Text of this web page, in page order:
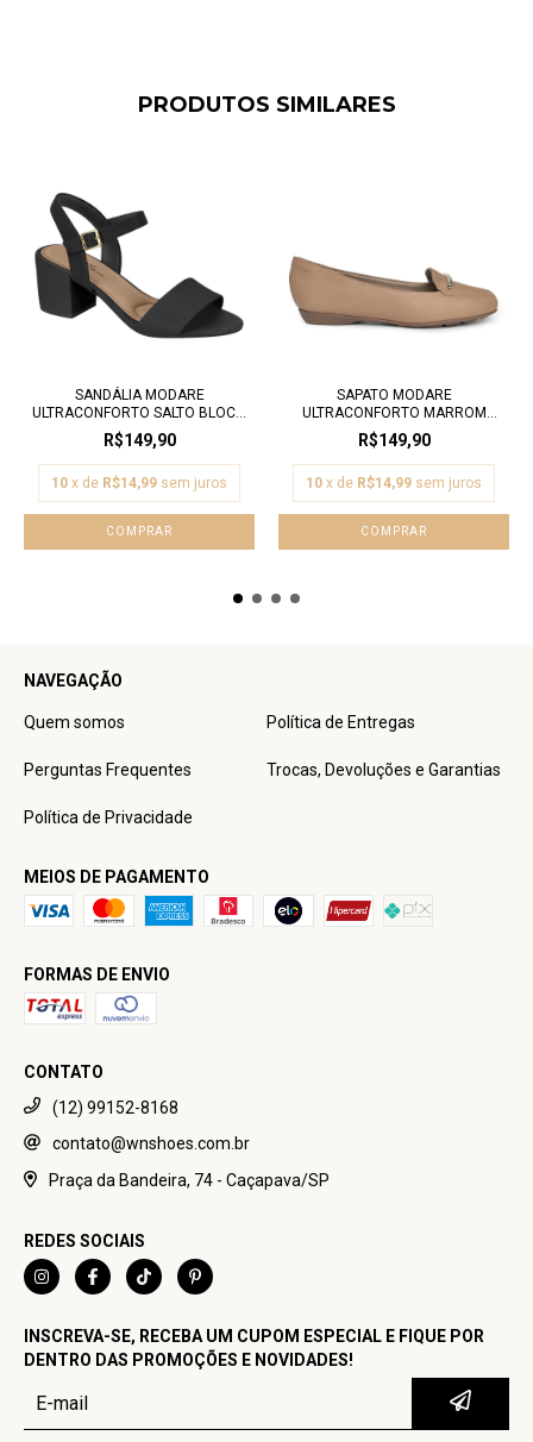
PRODUTOS SIMILARES
SANDÁLIA MODARE
ULTRACONFORTO SALTO BLOC...
R$149,90
10 x de R$14,99 sem juros
COMPRAR
SAPATO MODARE
ULTRACONFORTO MARROM
SALTO...
R$149,90
10 x de R$14,99 sem juros
COMPRAR
NAVEGAÇÃO
Quem somos Política de Entregas
Perguntas Frequentes Trocas, Devoluções e Garantias
Política de Privacidade
MEIOS DE PAGAMENTO
FORMAS DE ENVIO
CONTATO
(12) 99152-8168
contato@wnshoes.com.br
Praça da Bandeira, 74 - Caçapava/SP
REDES SOCIAIS
INSCREVA-SE, RECEBA UM CUPOM ESPECIAL E FIQUE POR
DENTRO DAS PROMOÇÕES E NOVIDADES!